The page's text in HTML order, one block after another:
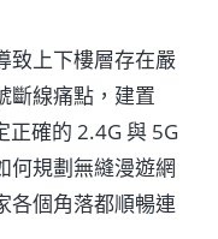
致上下樓層存在嚴
斷線痛點，建置
正確的 2.4G 與 5G
何規劃無縫漫遊網
各個角落都順暢連